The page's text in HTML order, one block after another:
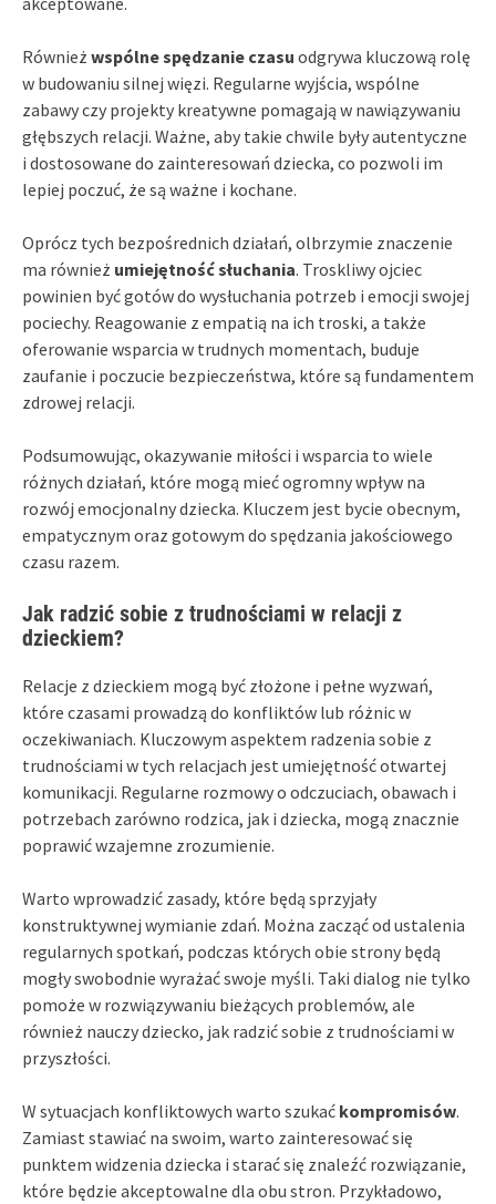
Również wspólne spędzanie czasu odgrywa kluczową rolę
w budowaniu silnej więzi. Regularne wyjścia, wspólne
zabawy czy projekty kreatywne pomagają w nawiązywaniu
głębszych relacji. Ważne, aby takie chwile były autentyczne
i dostosowane do zainteresowań dziecka, co pozwoli im
lepiej poczuć, że są ważne i kochane.
Oprócz tych bezpośrednich działań, olbrzymie znaczenie
ma również umiejętność słuchania. Troskliwy ojciec
powinien być gotów do wysłuchania potrzeb i emocji swojej
pociechy. Reagowanie z empatią na ich troski, a także
oferowanie wsparcia w trudnych momentach, buduje
zaufanie i poczucie bezpieczeństwa, które są fundamentem
zdrowej relacji.
Podsumowując, okazywanie miłości i wsparcia to wiele
różnych działań, które mogą mieć ogromny wpływ na
rozwój emocjonalny dziecka. Kluczem jest bycie obecnym,
empatycznym oraz gotowym do spędzania jakościowego
czasu razem.
Jak radzić sobie z trudnościami w relacji z
dzieckiem?
Relacje z dzieckiem mogą być złożone i pełne wyzwań,
które czasami prowadzą do konfliktów lub różnic w
oczekiwaniach. Kluczowym aspektem radzenia sobie z
trudnościami w tych relacjach jest umiejętność otwartej
komunikacji. Regularne rozmowy o odczuciach, obawach i
potrzebach zarówno rodzica, jak i dziecka, mogą znacznie
poprawić wzajemne zrozumienie.
Warto wprowadzić zasady, które będą sprzyjały
konstruktywnej wymianie zdań. Można zacząć od ustalenia
regularnych spotkań, podczas których obie strony będą
mogły swobodnie wyrażać swoje myśli. Taki dialog nie tylko
pomoże w rozwiązywaniu bieżących problemów, ale
również nauczy dziecko, jak radzić sobie z trudnościami w
przyszłości.
W sytuacjach konfliktowych warto szukać kompromisów.
Zamiast stawiać na swoim, warto zainteresować się
punktem widzenia dziecka i starać się znaleźć rozwiązanie,
które będzie akceptowalne dla obu stron. Przykładowo,